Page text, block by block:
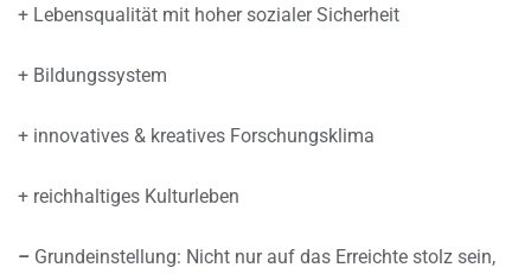
+ Lebensqualität mit hoher sozialer Sicherheit
+ Bildungssystem
+ innovatives & kreatives Forschungsklima
+ reichhaltiges Kulturleben
– Grundeinstellung: Nicht nur auf das Erreichte stolz sein,